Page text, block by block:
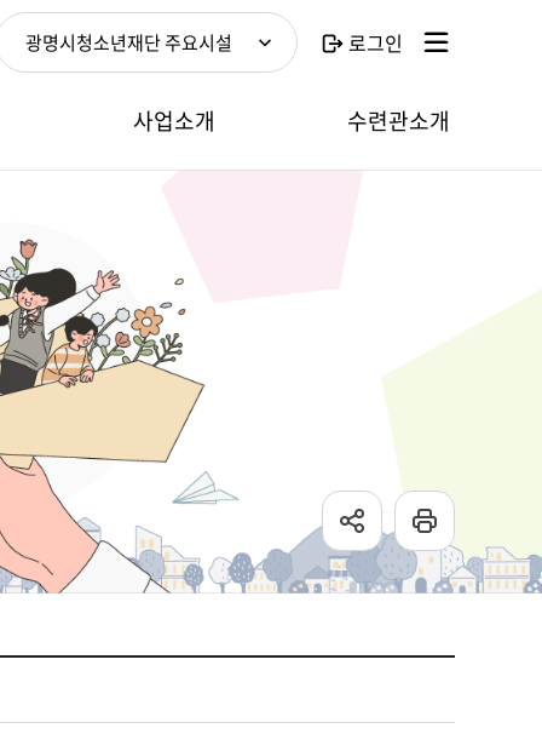
사업소개 수련관소개
광명시청소년재단 주요시설 로그인